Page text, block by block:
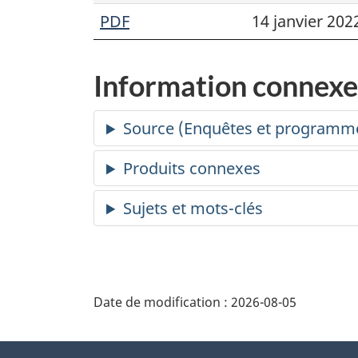
PDF 14 janvier
Information connexe
Date de modification : 2026-08-05